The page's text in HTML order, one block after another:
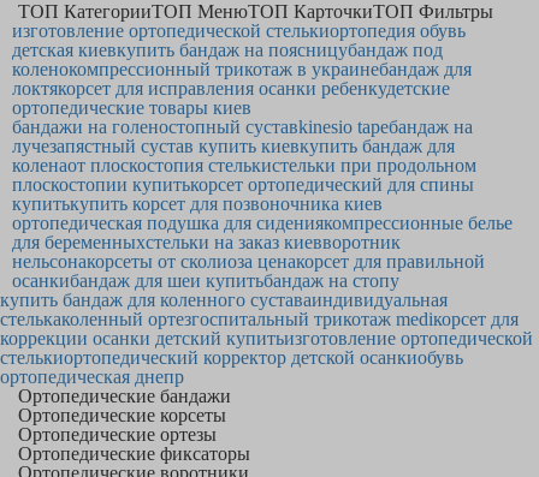
ТОП КатегорииТОП МенюТОП КарточкиТОП Фильтры
изготовление ортопедической стелькиортопедия обувь
детская киевкупить бандаж на поясницубандаж под
коленокомпрессионный трикотаж в украинебандаж для
локтякорсет для исправления осанки ребенкудетские
ортопедические товары киев
бандажи на голеностопный суставkinesio tapeбандаж на
лучезапястный сустав купить киевкупить бандаж для
коленаот плоскостопия стелькистельки при продольном
плоскостопии купитькорсет ортопедический для спины
купитькупить корсет для позвоночника киев
ортопедическая подушка для сидениякомпрессионные белье
для беременныхстельки на заказ киевворотник
нельсонакорсеты от сколиоза ценакорсет для правильной
осанкибандаж для шеи купитьбандаж на стопу
купить бандаж для коленного суставаиндивидуальная
стелькаколенный ортезгоспитальный трикотаж mediкорсет для
коррекции осанки детский купитьизготовление ортопедической
стелькиортопедический корректор детской осанкиобувь
ортопедическая днепр
Ортопедические бандажи
Ортопедические корсеты
Ортопедические ортезы
Ортопедические фиксаторы
Ортопедические воротники